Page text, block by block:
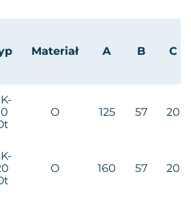
Materiał А B C
O 125 57 20
O 160 57 20